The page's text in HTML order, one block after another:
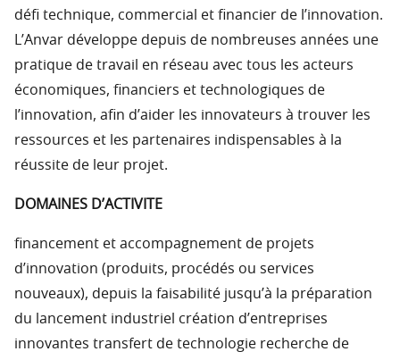
défi technique, commercial et financier de l’innovation.
L’Anvar développe depuis de nombreuses années une
pratique de travail en réseau avec tous les acteurs
économiques, financiers et technologiques de
l’innovation, afin d’aider les innovateurs à trouver les
ressources et les partenaires indispensables à la
réussite de leur projet.
DOMAINES D’ACTIVITE
financement et accompagnement de projets
d’innovation (produits, procédés ou services
nouveaux), depuis la faisabilité jusqu’à la préparation
du lancement industriel création d’entreprises
innovantes transfert de technologie recherche de